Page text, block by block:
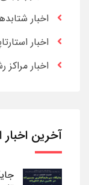
اخبار
اخبار
اخبار مراکز
آخرین